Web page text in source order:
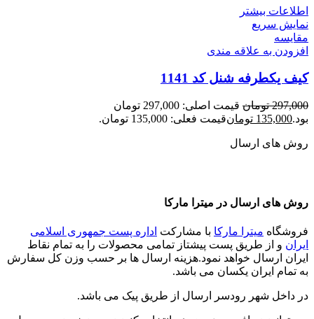
اطلاعات بیشتر
نمایش سریع
مقايسه
افزودن به علاقه مندی
کیف یکطرفه شنل کد 1141
297,000 تومان
قیمت اصلی: 297,000 تومان
بود.135,000 تومانقیمت فعلی: 135,000 تومان.
روش های ارسال
روش های ارسال در میترا مارکا
فروشگاه میترا مارکا با مشارکت اداره پست جمهوری اسلامی
ایران و از طریق پست پیشتاز تمامی محصولات را به تمام نقاط
ایران ارسال خواهد نمود.هزینه ارسال ها بر حسب وزن کل سفارش
به تمام ایران یکسان می باشد.
در داخل شهر رودسر ارسال از طریق پیک می باشد.